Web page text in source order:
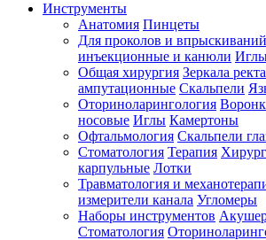
Инструменты
Анатомия Пинцеты
Для проколов и впрыскиваний
инъекционные и канюли
Общая хирургия Зеркала
ампутационные Скальпели
Оториноларингология
носовые Иглы Камертоны
Офтальмология Скальпели
Стоматология Терапия
карпульные Лотки
Травматология и
измерители канала Угломеры
Наборы инструментов
Стоматология